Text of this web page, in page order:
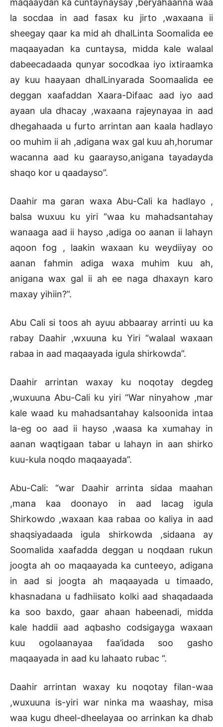
maqaaydan ka cuntaynaysay ,beryahaanna waa
la socdaa in aad fasax ku jirto ,waxaana ii
sheegay qaar ka mid ah dhalLinta Soomalida ee
maqaayadan ka cuntaysa, midda kale walaal
dabeecadaada qunyar socodkaa iyo ixtiraamka
ay kuu haayaan dhalLinyarada Soomaalida ee
deggan xaafaddan Xaara-Difaac aad iyo aad
ayaan ula dhacay ,waxaana rajeynayaa in aad
dhegahaada u furto arrintan aan kaala hadlayo
oo muhim ii ah ,adigana wax gal kuu ah,horumar
wacanna aad ku gaarayso,anigana tayadayda
shaqo kor u qaadayso”.
Daahir ma garan waxa Abu-Cali ka hadlayo ,
balsa wuxuu ku yiri “waa ku mahadsantahay
wanaaga aad ii hayso ,adiga oo aanan ii lahayn
aqoon fog , laakin waxaan ku weydiiyay oo
aanan fahmin adiga waxa muhim kuu ah,
anigana wax gal ii ah ee naga dhaxayn karo
maxay yihiin?”.
Abu Cali si toos ah ayuu abbaaray arrinti uu ka
rabay Daahir ,wxuuna ku Yiri “walaal waxaan
rabaa in aad maqaayada igula shirkowda”.
Daahir arrintan waxay ku noqotay degdeg
,wuxuuna Abu-Cali ku yiri “War ninyahow ,mar
kale waad ku mahadsantahay kalsoonida intaa
la-eg oo aad ii hayso ,waasa ka xumahay in
aanan waqtigaan tabar u lahayn in aan shirko
kuu-kula noqdo maqaayada”.
Abu-Cali: “war Daahir arrinta sidaa maahan
,mana kaa doonayo in aad lacag igula
Shirkowdo ,waxaan kaa rabaa oo kaliya in aad
shaqsiyadaada igula shirkowda ,sidaana ay
Soomalida xaafadda deggan u noqdaan rukun
joogta ah oo maqaayada ka cunteeyo, adigana
in aad si joogta ah maqaayada u timaado,
khasnadana u fadhiisato kolki aad shaqadaada
ka soo baxdo, gaar ahaan habeenadi, midda
kale haddii aad aqbasho codsigayga waxaan
kuu ogolaanayaa faa’idada soo gasho
maqaayada in aad ku lahaato rubac “.
Daahir arrintan waxay ku noqotay filan-waa
,wuxuuna is-yiri war ninka ma waashay, misa
waa kugu dheel-dheelayaa oo arrinkan ka dhab